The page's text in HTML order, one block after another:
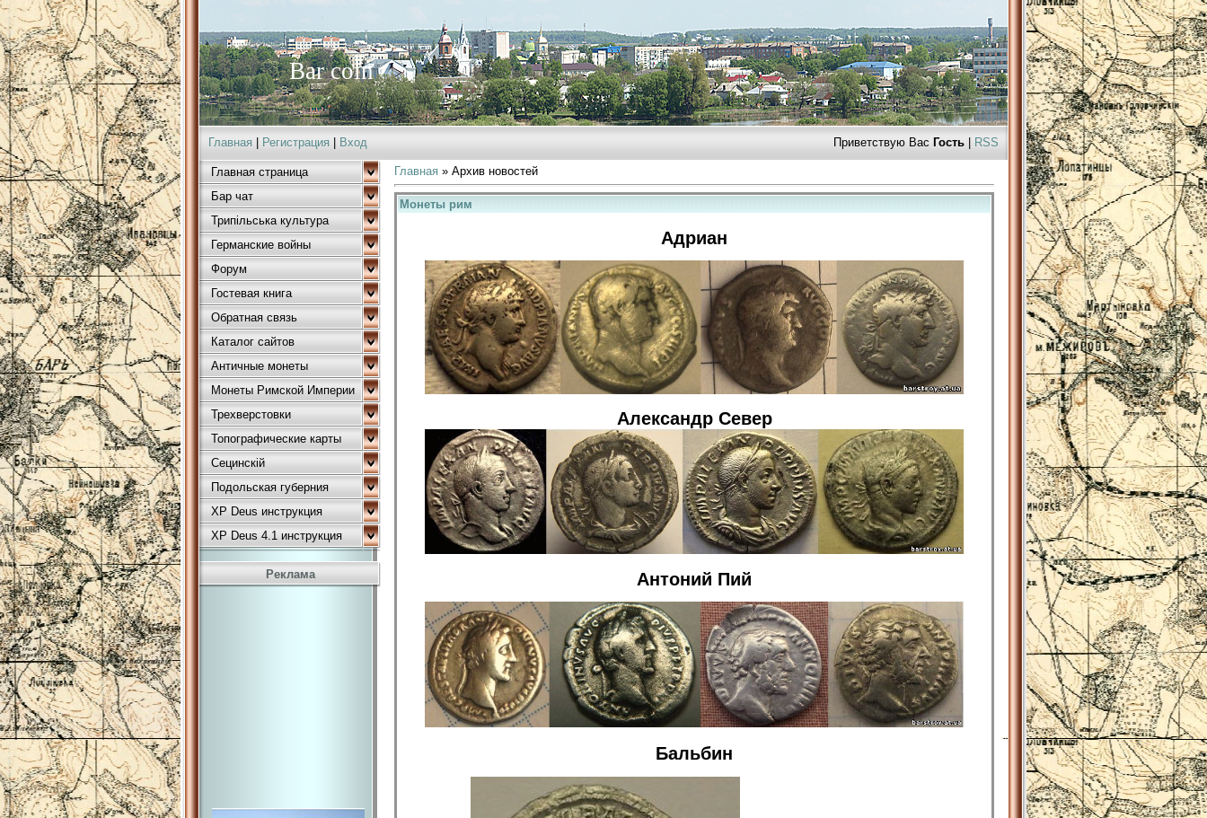
Bar coin
Главная Регистрация Вход Приветствую Вас Гость RSS
Главная страница
Бар чат
Трипільська культура
Германские войны
Форум
Гостевая книга
Обратная связь
Каталог сайтов
Античные монеты
Монеты Римской Империи
Трехверстовки
Топографические карты
Сецинскій
Подольская губерния
XP Deus инструкция
XP Deus 4.1 инструкция
Реклама
Главная » Архив новостей
Монеты рим
Адриан
Александр Север
Антоний Пий
Бальбин